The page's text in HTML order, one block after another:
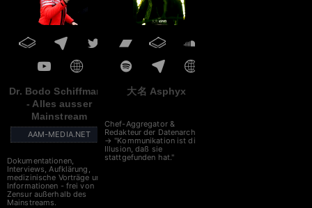
Dr. Bodo Schiffmann
- Alles ausser
Mainstream
AAM-MEDIA.NET
Dokumentationen,
Interviews, Aufklärung,
medizinische Vorträge und
Informationen - frei von
Zensur außerhalb des
Mainstreams.
大名 Asphyx
Chef-Aggregator &
Redakteur der Datenarche
→ "Kommunikation ist die
Illusion, daß sie
stattgefunden hat."